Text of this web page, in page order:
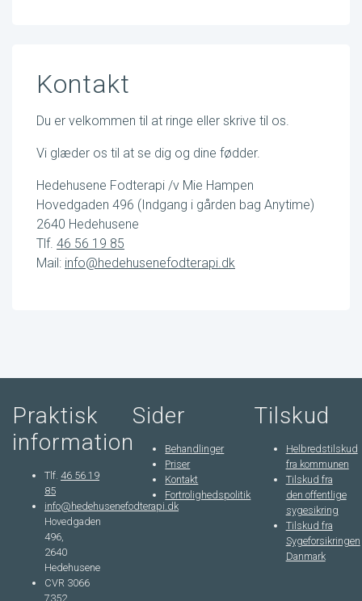
Kontakt
Du er velkommen til at ringe eller skrive til os.
Vi glæder os til at se dig og dine fødder.
Hedehusene Fodterapi /v Mie Hampen
Hovedgaden 496 (Indgang i gården bag Anytime)
2640 Hedehusene
Tlf. 46 56 19 85
Mail: info@hedehusenefodterapi.dk
Praktisk
information
Tlf. 46 56 19
85
info@hedehusenefodterapi.dk
Hovedgaden
496,
2640
Hedehusene
CVR 3066
7352
Sider
Behandlinger
Priser
Kontakt
Fortrolighedspolitik
Tilskud
Helbredstilskud
fra kommunen
Tilskud fra
den offentlige
sygesikring
Tilskud fra
Sygeforsikringen
Danmark